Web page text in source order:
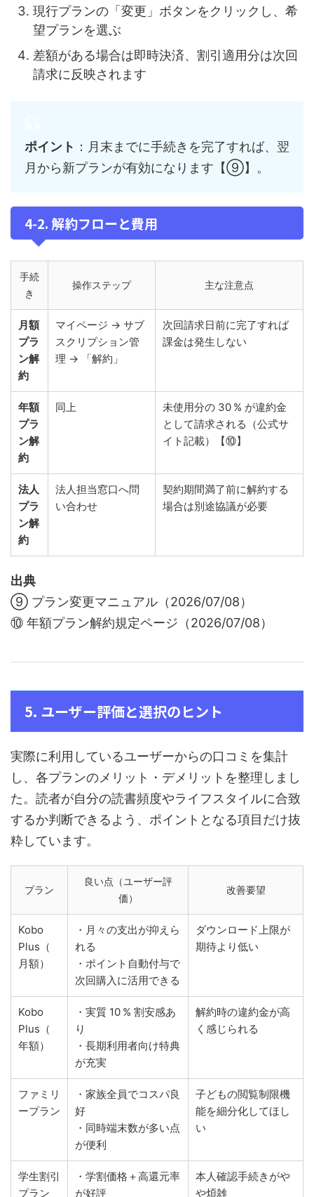
現行プランの「変更」ボタンをクリックし、希
望プランを選ぶ
差額がある場合は即時決済、割引適用分は次回
請求に反映されます
ポイント ：月末までに手続きを完了すれば、翌
月から新プランが有効になります【⑨】。
4‑2. 解約フローと費用
手続
き
操作ステップ 主な注意点
月額
プラ
ン解
約
マイページ → サブ
スクリプション管
理 → 「解約」
次回請求日前に完了すれば
課金は発生しない
年額
プラ
ン解
約
同上
未使用分の 30 % が違約金
として請求される（公式サ
イト記載）【⑩】
法人
プラ
ン解
約
法人担当窓口へ問
い合わせ
契約期間満了前に解約する
場合は別途協議が必要
出典
⑨ プラン変更マニュアル（2026/07/08）
⑩ 年額プラン解約規定ページ（2026/07/08）
5. ユーザー評価と選択のヒント
実際に利用しているユーザーからの口コミを集計
し、各プランのメリット・デメリットを整理しまし
た。読者が自分の読書頻度やライフスタイルに合致
するか判断できるよう、ポイントとなる項目だけ抜
粋しています。
プラン
良い点（ユーザー評
価）
改善要望
Kobo
Plus（
月額）
・月々の支出が抑えら
れる
・ポイント自動付与で
次回購入に活用できる
ダウンロード上限が
期待より低い
Kobo
Plus（
年額）
・実質 10 % 割安感あ
り
・長期利用者向け特典
が充実
解約時の違約金が高
く感じられる
ファミリ
ープラン
・家族全員でコスパ良
好
・同時端末数が多い点
が便利
子どもの閲覧制限機
能を細分化してほし
い
学生割引
プラン
・学割価格＋高還元率
が好評
本人確認手続きがや
や煩雑